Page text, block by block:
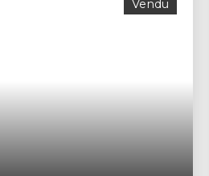
contactez-nous sans
84 !
Vendu